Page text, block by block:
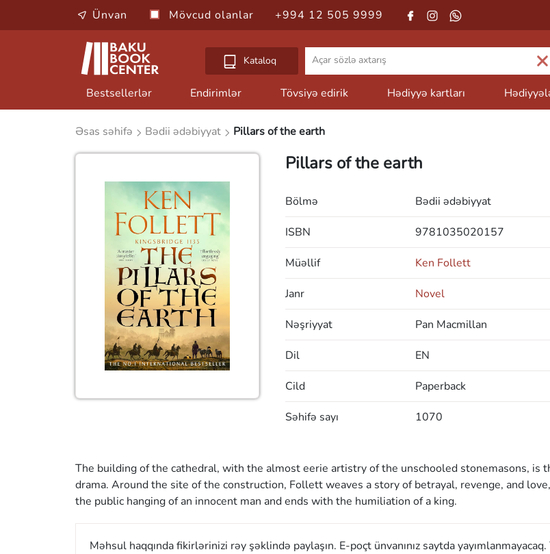
Ünvan Mövcud olanlar +994 12 505 9999
Kataloq
Bestsellerlər Endirimlər Tövsiyə edirik Hədiyyə kartları
Əsas səhifə Bədii ədəbiyyat Pillars of the earth
Pillars of the earth
Bölmə Bədii ədəbiyyat
ISBN 9781035020157
Müəllif Ken Follett
Janr Novel
Nəşriyyat Pan Macmillan
Dil EN
Cild Paperback
Səhifə sayı 1070
The building of the cathedral, with the almost eerie artistry of the unschooled stonemasons, is
drama. Around the site of the construction, Follett weaves a story of betrayal, revenge, and
the public hanging of an innocent man and ends with the humiliation of a king.
Məhsul haqqında fikirlərinizi rəy şəklində paylaşın. E-poçt ünvanınız saytda yayımlanmayacaq.